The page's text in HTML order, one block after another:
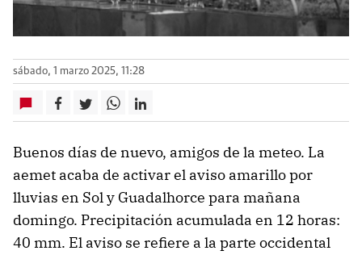
sábado, 1 marzo 2025, 11:28
Buenos días de nuevo, amigos de la meteo. La
aemet acaba de activar el aviso amarillo por
lluvias en Sol y Guadalhorce para mañana
domingo. Precipitación acumulada en 12 horas:
40 mm. El aviso se refiere a la parte occidental